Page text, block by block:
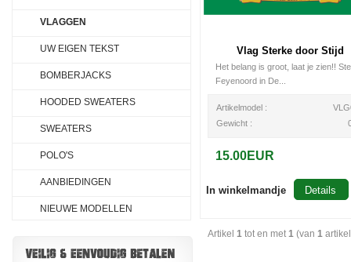
Vlag Sterke door Stijd
Het belang is groot, laat je zien!!
Feyenoord in De...
Artikelmodel :
Gewicht :
15.00EUR
In winkelmandje Details
Artikel 1 tot en met1 (van 1
VLAGGEN
UW EIGEN TEKST
BOMBERJACKS
HOODED SWEATERS
SWEATERS
POLO'S
AANBIEDINGEN
NIEUWE MODELLEN